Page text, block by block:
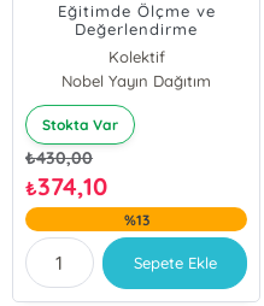
Eğitimde Ölçme ve
Değerlendirme
Kolektif
Nobel Yayın Dağıtım
Stokta Var
₺430,00
₺374,10
%13
Sepete Ekle